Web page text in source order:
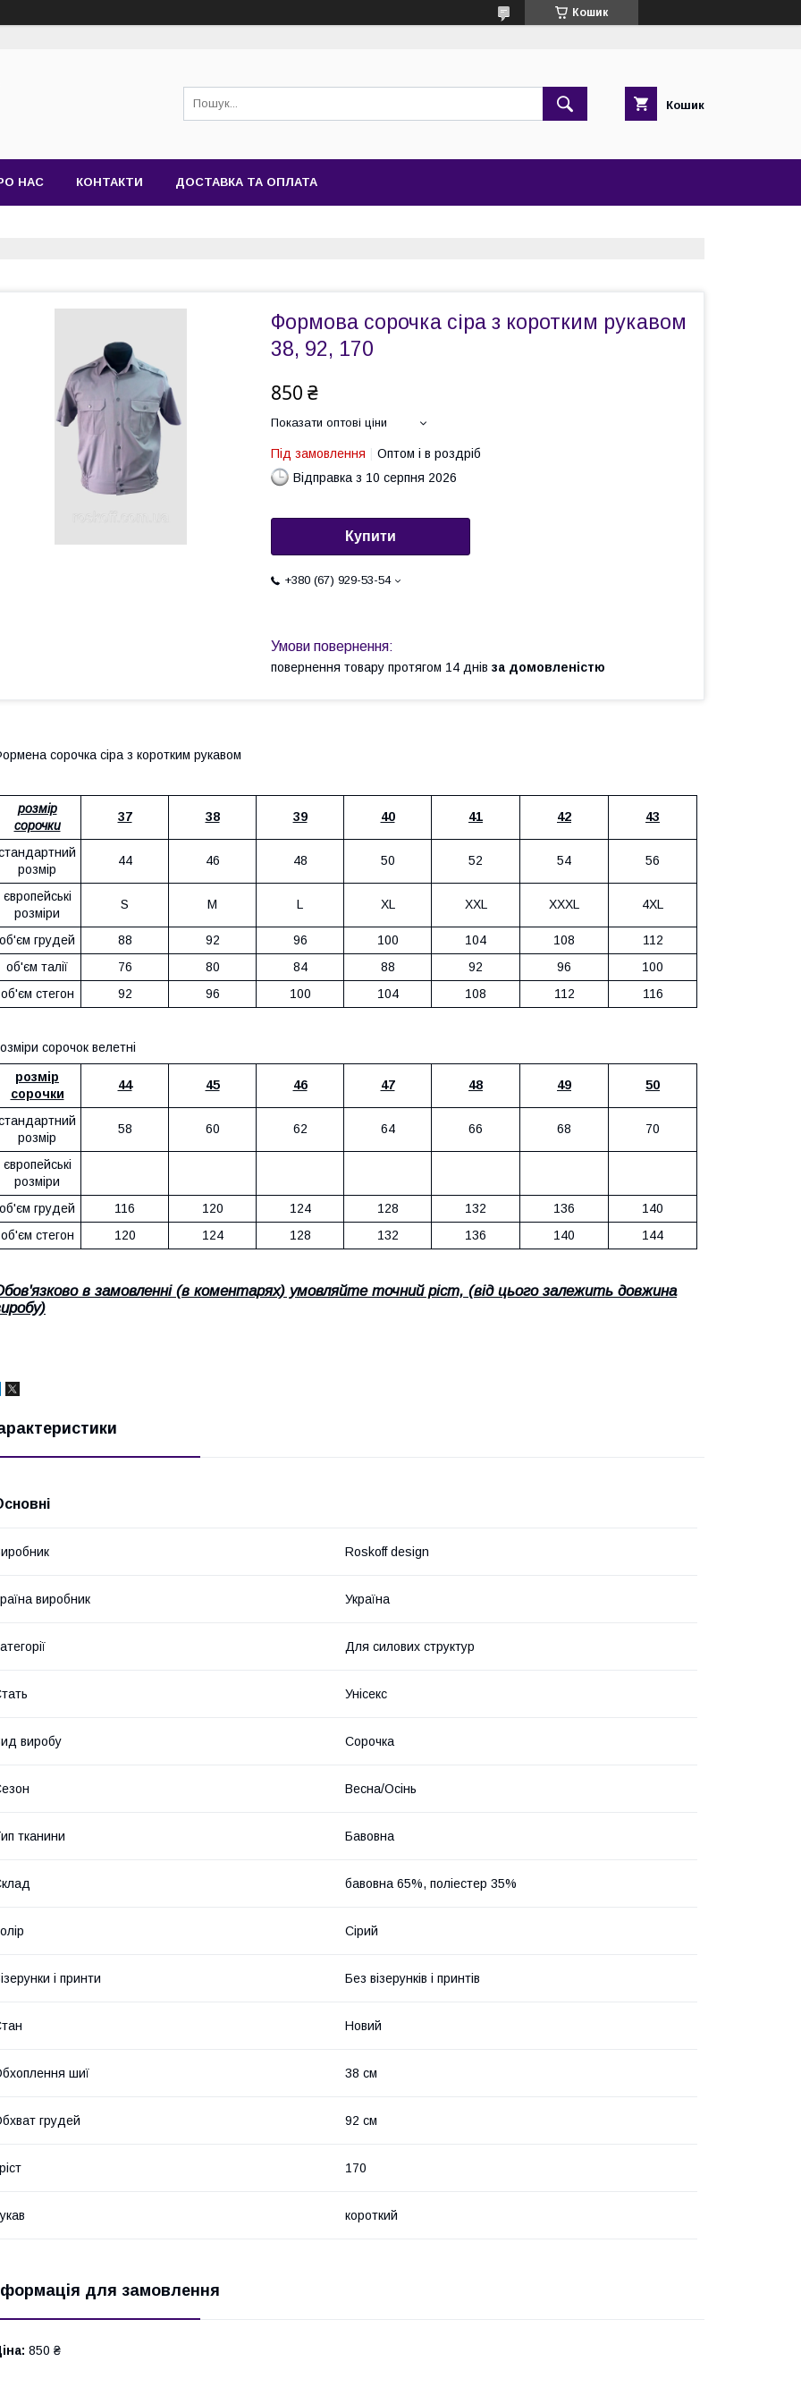
Кошик
Кошик
НАС КОНТАКТИ ДОСТАВКА ТА ОПЛАТА
Формова сорочка сіра з коротким рукавом
38, 92, 170
850 ₴
Показати оптові ціни
Під замовлення
Оптом і в роздріб
Відправка з 10 серпня 2026
Купити
+380 (67) 929-53-54
повернення товару протягом 14 днів за домовленістю
сорочка сіра з коротким рукавом
розмір
сорочки
37 38 39 40 41 42 43
розмір
44 46 48 50 52 54 56
європейські
розміри
S M L XL XXL XXXL 4XL
об'єм грудей 88 92 96 100 104 108
112
об'єм талії
76 80 84 88 92 96
100
об'єм стегон
92 96 100 104 108 112 116
сорочок велетні
розмір
сорочки
44 45 46 47 48 49 50
розмір
58 60 62 64 66 68 70
європейські
розміри
об'єм грудей
116 120 124 128 132 136
140
об'єм стегон
120 124 128 132 136 140 144
в замовленні (в коментарях) умовляйте точний ріст, (від цього залежить довжина
Roskoff design
виробник Україна
Для силових структур
Унісекс
виробу Сорочка
Весна/Осінь
тканини Бавовна
бавовна 65%, поліестер 35%
Сірий
і принти Без візерунків і принтів
Новий
шиї 38 см
грудей 92 см
170
короткий
для замовлення
850 ₴